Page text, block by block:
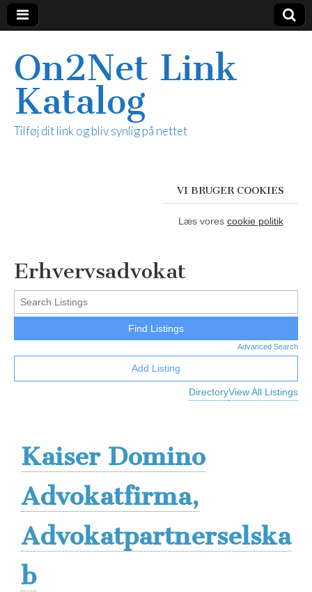
On2Net Link
Katalog
Tilføj dit link og bliv synlig på nettet
VI BRUGER COOKIES
Læs vores cookie politik
Erhvervsadvokat
Advanced Search
DirectoryView All Listings
Add Listing
Kaiser Domino
Advokatfirma,
Advokatpartnerselska
b